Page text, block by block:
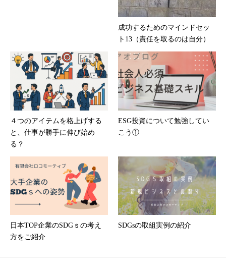
成功するためのマインドセッ
ト13（責任を取るのは自分）
４つのアイテムを格上げする
と、仕事が勝手に伸び始め
る？
ESG投資について勉強してい
こう①
日本TOP企業のSDGｓの考え
方をご紹介
SDGsの取組実例の紹介